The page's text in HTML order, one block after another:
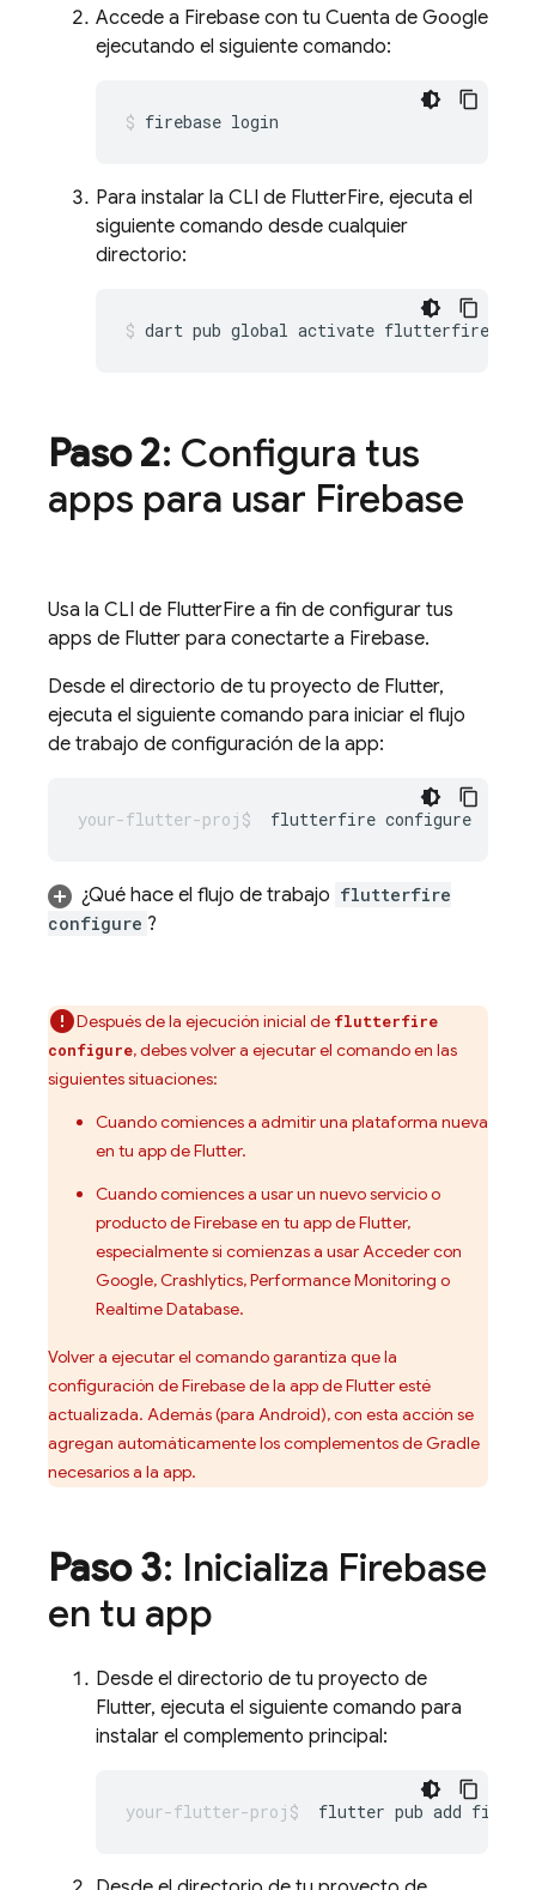
Accede a Firebase con tu Cuenta de Google
ejecutando el siguiente comando:
firebase
Para instalar la CLI de FlutterFire, ejecuta el
siguiente comando desde cualquier
directorio:
dart pub global activate
Paso 2: Configura tus
apps para usar Firebase
Usa la CLI de FlutterFire a fin de configurar tus
apps de Flutter para conectarte a Firebase.
Desde el directorio de tu proyecto de Flutter,
ejecuta el siguiente comando para iniciar el flujo
de trabajo de configuración de la app:
flutterfire
¿Qué hace el flujo de trabajo flutterfire
configure ?
Después de la ejecución inicial de flutterfire
configure, debes volver a ejecutar el comando en las
siguientes situaciones:
Cuando comiences a admitir una plataforma nueva
en tu app de Flutter.
Cuando comiences a usar un nuevo servicio o
producto de Firebase en tu app de Flutter,
especialmente si comienzas a usar Acceder con
Google,Crashlytics,Performance Monitoring o
Realtime Database.
Volver a ejecutar el comando garantiza que la
configuración de Firebase de la app de Flutter esté
actualizada. Además (para Android), con esta acción se
agregan automáticamente los complementos de Gradle
necesarios a la app.
Paso 3: Inicializa Firebase
en tu app
Desde el directorio de tu proyecto de
Flutter, ejecuta el siguiente comando para
instalar el complemento principal:
flutter pub add